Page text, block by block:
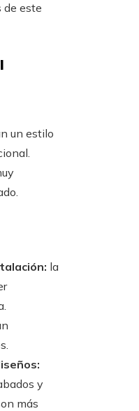
de este
un estilo
la
y
más